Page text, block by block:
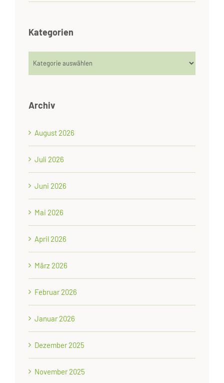
Kategorien
Kategorien
Archiv
August 2026
Juli 2026
Juni 2026
Mai 2026
April 2026
März 2026
Februar 2026
Januar 2026
Dezember 2025
November 2025